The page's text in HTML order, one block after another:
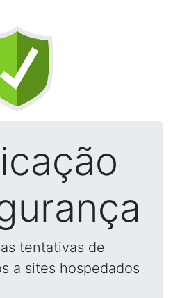
tentativas de
a sites hospedados